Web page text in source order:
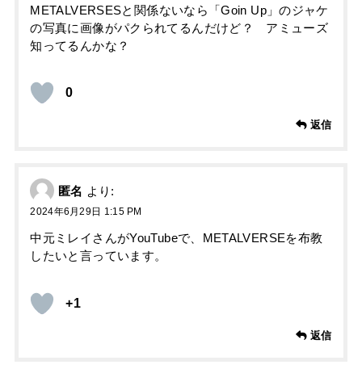
METALVERSESと関係ないなら「Goin Up」のジャケ
の写真に画像がパクられてるんだけど？ アミューズ
知ってるんかな？
0
返信
匿名 より:
2024年6月29日 1:15 PM
中元ミレイさんがYouTubeで、METALVERSEを布教
したいと言っています。
+1
返信